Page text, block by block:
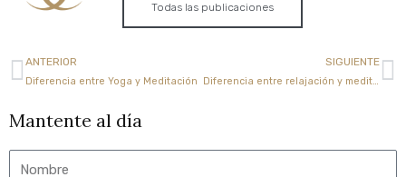
Todas las publicaciones
Ant
ANTERIOR
Diferencia entre Yoga y Meditación
SIGUIENTE
Diferencia entre relajación y meditación
Mantente al día